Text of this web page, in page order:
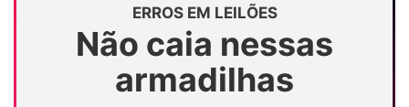
ERROS EM LEILÕES
Não caia nessas
armadilhas